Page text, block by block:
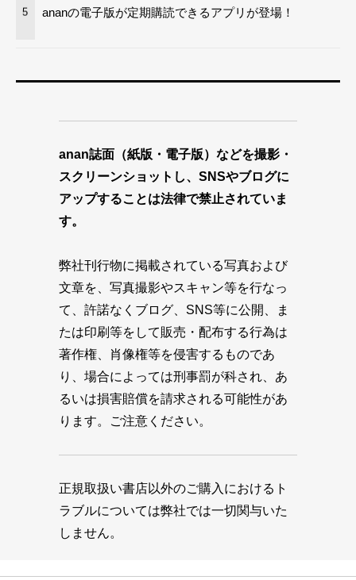
5 ananの電子版が定期購読できるアプリが登場！
anan誌面（紙版・電子版）などを撮影・
スクリーンショットし、SNSやブログに
アップすることは法律で禁止されていま
す。
弊社刊行物に掲載されている写真および
文章を、写真撮影やスキャン等を行なっ
て、許諾なくブログ、SNS等に公開、ま
たは印刷等をして販売・配布する行為は
著作権、肖像権等を侵害するものであ
り、場合によっては刑事罰が科され、あ
るいは損害賠償を請求される可能性があ
ります。ご注意ください。
正規取扱い書店以外のご購入におけるト
ラブルについては弊社では一切関与いた
しません。